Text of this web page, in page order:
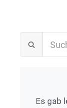
Es gab